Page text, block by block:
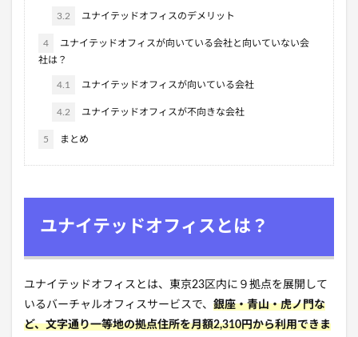
3.2 ユナイテッドオフィスのデメリット
4
ユナイテッドオフィスが向いている会社と向いていない会
社は？
4.1 ユナイテッドオフィスが向いている会社
4.2 ユナイテッドオフィスが不向きな会社
5 まとめ
ユナイテッドオフィスとは？
ユナイテッドオフィスとは、東京23区内に９拠点を展開して
いるバーチャルオフィスサービスで、 銀座・青山・虎ノ門な
ど、文字通り一等地の拠点住所を月額2,310円から利用できま